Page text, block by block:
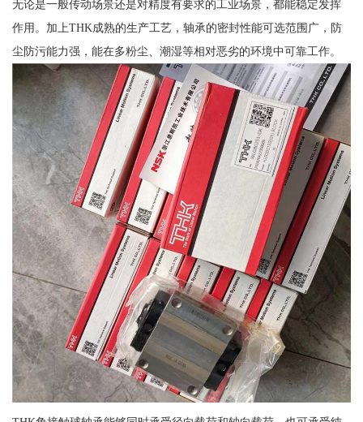
无论是一般传动场景还是对精度有要求的工业场景，都能稳定发挥
作用。加上THK成熟的生产工艺，轴承的密封性能可选范围广，防
尘防污能力强，能在多粉尘、潮湿等相对恶劣的环境中可靠工作。